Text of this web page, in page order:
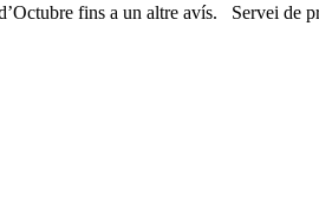
fins a un altre avís. Servei de